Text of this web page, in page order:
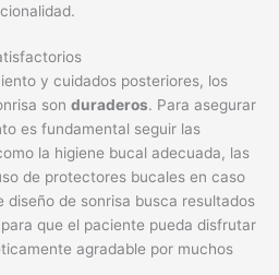
y cuidados posteriores, los
son duraderos. Para asegurar
es fundamental seguir las
la higiene bucal adecuada, las
de protectores bucales en caso
diseño de sonrisa busca resultados
que el paciente pueda disfrutar
agradable por muchos